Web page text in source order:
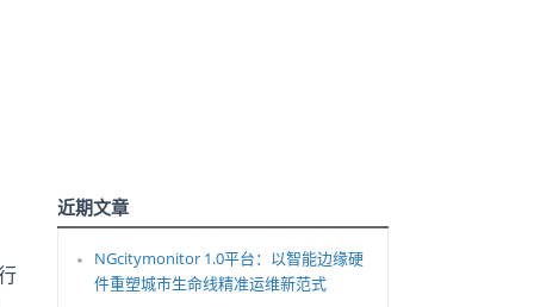
近期文章
NGcitymonitor 1.0平台：以智能边缘硬
件重塑城市生命线精准运维新范式